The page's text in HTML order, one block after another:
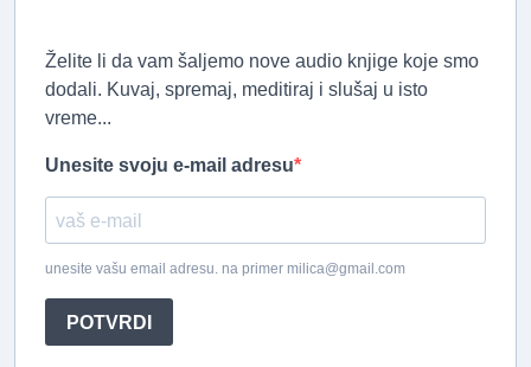
Želite li da vam šaljemo nove audio knjige koje smo
dodali. Kuvaj, spremaj, meditiraj i slušaj u isto
vreme...
Unesite svoju e-mail adresu
unesite vašu email adresu. na primer milica@gmail.com
POTVRDI